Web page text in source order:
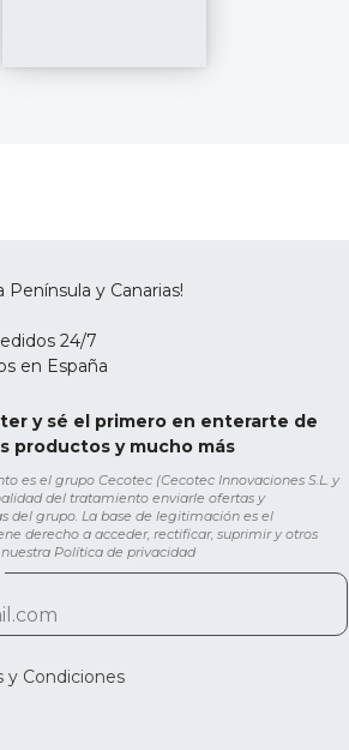
Península y Canarias!
24/7
en España
y sé el primero en enterarte de
productos y mucho más
es el grupo Cecotec (Cecotec Innovaciones S.L. y
del tratamiento enviarle ofertas y
del grupo. La base de legitimación es el
derecho a acceder, rectificar, suprimir y otros
Política de privacidad
y Condiciones